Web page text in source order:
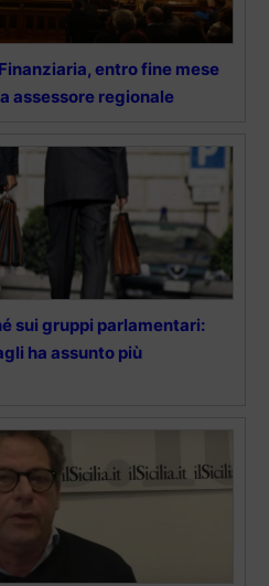
entro fine mese
assessore regionale
sui gruppi parlamentari:
ha assunto più